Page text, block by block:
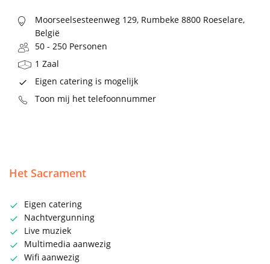
Moorseelsesteenweg 129, Rumbeke 8800 Roeselare,
België
50 - 250 Personen
1 Zaal
Eigen catering is mogelijk
Toon mij het telefoonnummer
Het Sacrament
Eigen catering
Nachtvergunning
Live muziek
Multimedia aanwezig
Wifi aanwezig